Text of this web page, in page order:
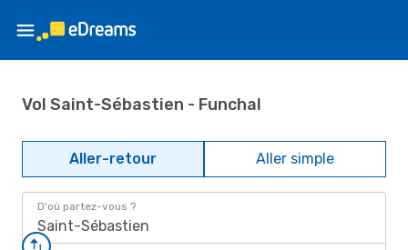
Vol Saint-Sébastien - Funchal
Aller-retour Aller simple
D'où partez-vous ?
Saint-Sébastien